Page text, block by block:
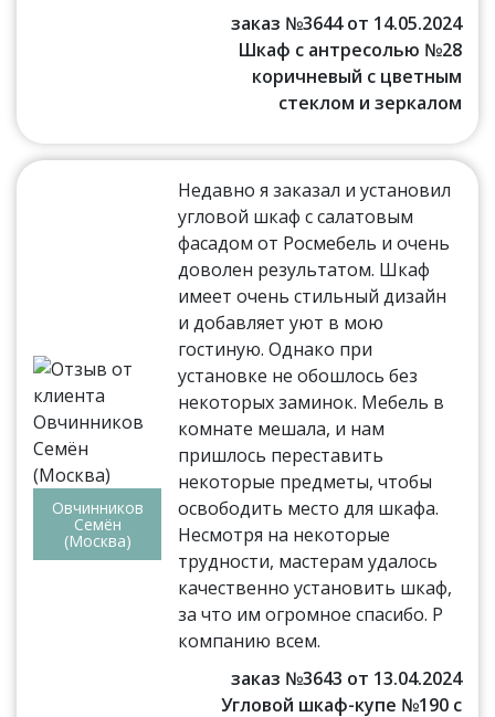
заказ №3644 от 14.05.2024
Шкаф с антресолью №28
коричневый с цветным
стеклом и зеркалом
Овчинников
Семён
(Москва)
Недавно я заказал и установил
угловой шкаф с салатовым
фасадом от Росмебель и очень
доволен результатом. Шкаф
имеет очень стильный дизайн
и добавляет уют в мою
гостиную. Однако при
установке не обошлось без
некоторых заминок. Мебель в
комнате мешала, и нам
пришлось переставить
некоторые предметы, чтобы
освободить место для шкафа.
Несмотря на некоторые
трудности, мастерам удалось
качественно установить шкаф,
за что им огромное спасибо. Р
компанию всем.
заказ №3643 от 13.04.2024
Угловой шкаф-купе №190 с